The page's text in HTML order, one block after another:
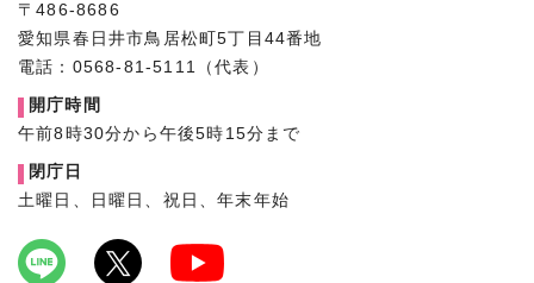
〒486-8686
愛知県春日井市鳥居松町5丁目44番地
電話：0568-81-5111（代表）
開庁時間
午前8時30分から午後5時15分まで
閉庁日
土曜日、日曜日、祝日、年末年始